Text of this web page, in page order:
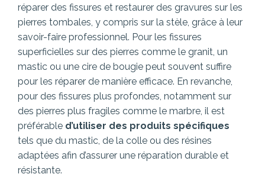
réparer des fissures et restaurer des gravures sur les
pierres tombales, y compris sur la stèle, grâce à leur
savoir-faire professionnel. Pour les fissures
superficielles sur des pierres comme le granit, un
mastic ou une cire de bougie peut souvent suffire
pour les réparer de manière efficace. En revanche,
pour des fissures plus profondes, notamment sur
des pierres plus fragiles comme le marbre, il est
préférable d’utiliser des produits spécifiques
tels que du mastic, de la colle ou des résines
adaptées afin d’assurer une réparation durable et
résistante.